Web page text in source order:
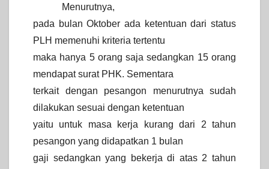
Menurutnya,
pada bulan Oktober ada ketentuan dari status
PLH memenuhi kriteria tertentu
maka hanya 5 orang saja sedangkan 15 orang
mendapat surat PHK. Sementara
terkait dengan pesangon menurutnya sudah
dilakukan sesuai dengan ketentuan
yaitu untuk masa kerja kurang dari 2 tahun
pesangon yang didapatkan 1 bulan
gaji sedangkan yang bekerja di atas 2 tahun